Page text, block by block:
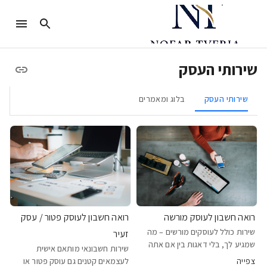
שירותי העסק
שירותי העסק בלוג ומאמרים
רואה חשבון לעוסק מורשה
שירות כולל לעוסקים מורשים – מה
שמגיע לך, בלי דאגות בין אם אתה
עצמאי ותיק או בתחילת הדרך, עוסק
צפייה
רואה חשבון לעוסק פטור / עסק
זעיר
שירות חשבונאי מותאם אישית
לעצמאים קטנים גם עוסק פטור או